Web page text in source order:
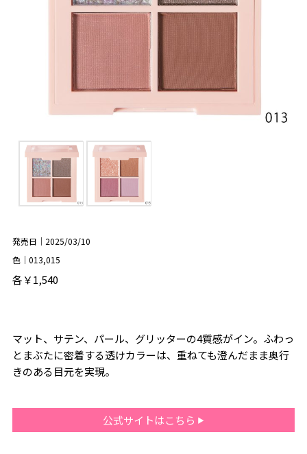
発売日｜2025/03/10
色｜013,015
各￥1,540
マット、サテン、パール、グリッターの4質感がイン。ふわっ
とまぶたに密着する透けカラーは、重ねても澄んだまま奥行
きのある目元を実現。
公式サイトはこちら